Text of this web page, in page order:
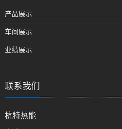
产品展示
车间展示
业绩展示
联系我们
杭特热能